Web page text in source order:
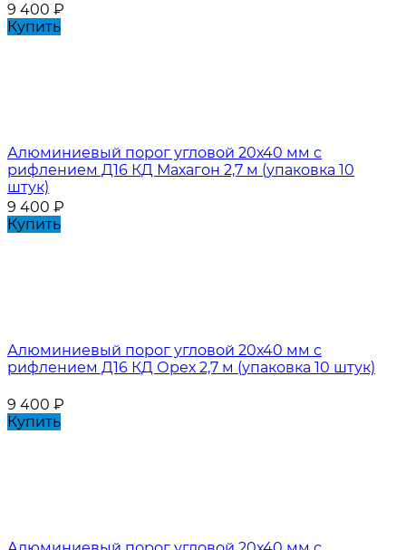
9 400 ₽
Купить
Алюминиевый порог угловой 20х40 мм с
рифлением Д16 КД Махагон 2,7 м (упаковка 10
штук)
9 400 ₽
Купить
Алюминиевый порог угловой 20х40 мм с
рифлением Д16 КД Орех 2,7 м (упаковка 10 штук)
9 400 ₽
Купить